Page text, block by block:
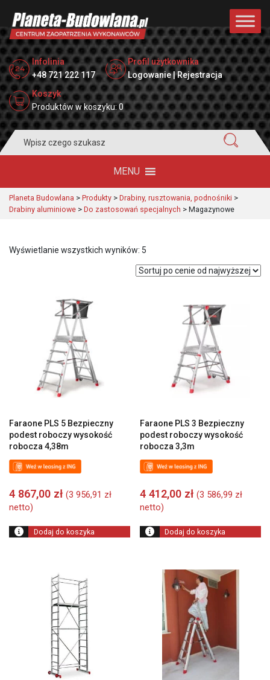
Infolinia
+48 721 222 117
Profil użytkownika
Logowanie | Rejestracja
Koszyk
Produktów w koszyku: 0
for:
MENU
Planeta Budowlana > Produkty > Drabiny, rusztowania, podnośniki >
Drabiny aluminiowe > Do zastosowań specjalnych > Magazynowe
Wyświetlanie wszystkich wyników: 5
ceny:
Faraone PLS 5 Bezpieczny
podest roboczy wysokość
robocza 4,38m
4 867,00 zł (3 956,91 zł
netto)
Dodaj do koszyka
Faraone PLS 3 Bezpieczny
podest roboczy wysokość
robocza 3,3m
4 412,00 zł (3 586,99 zł
netto)
Dodaj do koszyka